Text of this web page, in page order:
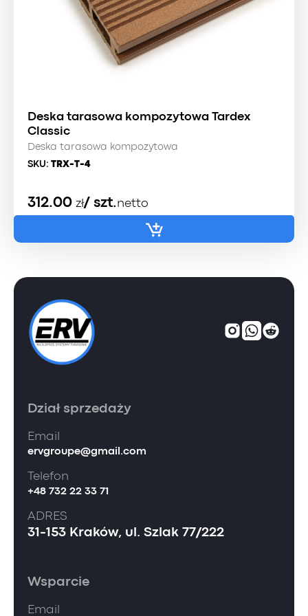
Deska tarasowa kompozytowa Tardex
Classic
Deska tarasowa kompozytowa
SKU: TRX-T-4
312.00 zł/ szt.netto
Dział sprzedaży
Email
ervgroupe@gmail.com
Telefon
+48 732 22 33 71
ADRES
31-153 Kraków, ul. Szlak 77/222
Wsparcie
Email